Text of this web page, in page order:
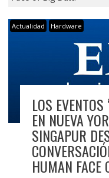
Actualidad Hardware
LOS
EN NUEVA
SINGAPUR
HUMAN FACE